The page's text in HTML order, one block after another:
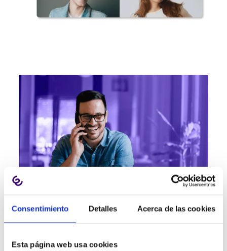
Consentimiento Detalles Acerca de las cookies
Esta página web usa cookies
Llamadas telefónicas sin límite de
personas
MULTICONFERENCIAS